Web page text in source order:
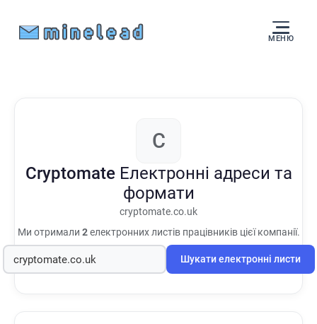
МЕНЮ
C
Cryptomate Електронні адреси та
формати
cryptomate.co.uk
Ми отримали 2електронних листів працівників цієї компанії.
Шукати електронні листи